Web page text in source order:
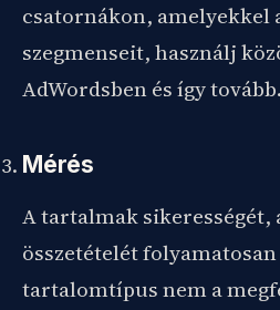
csatornákon, amelyekkel
szegmenseit, használj
AdWordsben és így tovább.
Mérés
A tartalmak sikerességét,
összetételét
tartalomtípus nem a